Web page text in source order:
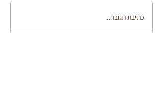
כתיבת תגובה...